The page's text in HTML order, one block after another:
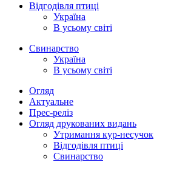
Відгодівля птиці
Україна
В усьому світі
Свинарство
Україна
В усьому світі
Огляд
Актуальне
Прес-реліз
Огляд друкованих видань
Утримання кур-несучок
Відгодівля птиці
Свинарство